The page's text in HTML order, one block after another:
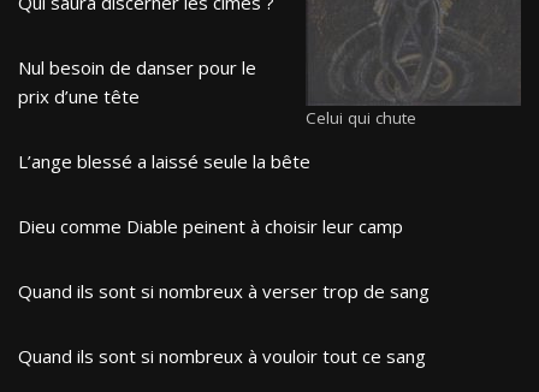
Celui qui chute
Nul besoin de danser pour le
prix d’une tête
L’ange blessé a laissé seule la bête
Dieu comme Diable peinent à choisir leur camp
Quand ils sont si nombreux à verser trop de sang
Quand ils sont si nombreux à vouloir tout ce sang